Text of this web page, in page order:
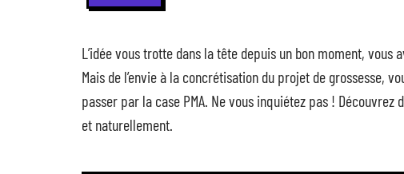
L’idée vous trotte dans la tête depuis un bon moment,
Mais de l’envie à la concrétisation du projet de grossesse,
passer par la case PMA. Ne vous inquiétez pas !
et naturellement.